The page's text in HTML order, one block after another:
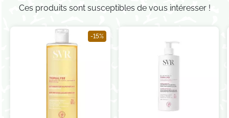
Ces produits sont susceptibles de vous intéresser !
-15%